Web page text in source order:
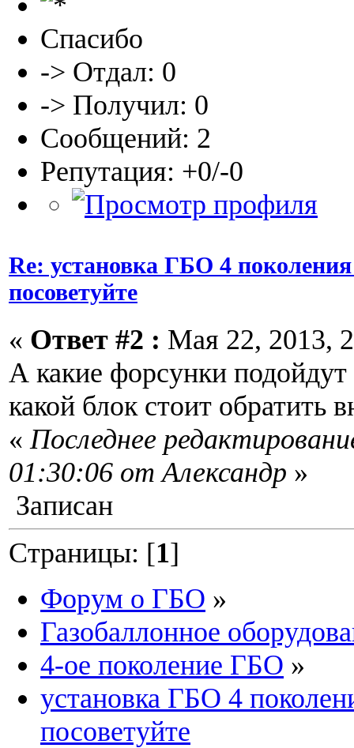
Спасибо
-> Отдал: 0
-> Получил: 0
Сообщений: 2
Репутация: +0/-0
Re: установка ГБО 4
посоветуйте
« Ответ #2 : Мая 22, 2013,
А какие форсунки подойдут
какой блок стоит обратить
« Последнее
01:30:06 от Александр »
Записан
Страницы: [1]
Форум о ГБО »
Газобаллонное
4-ое поколение ГБО »
установка ГБО 4
посоветуйте